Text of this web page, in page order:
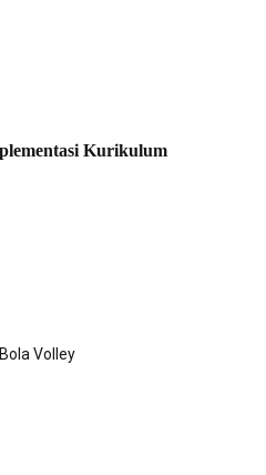
Kurikulum